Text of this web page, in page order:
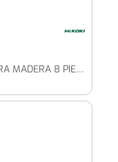
CARTUCHO DE BROCAS DE PALA PARA MADERA 8 PIEZAS (10/12/14/16/18/20/22/24 X 460 MM)